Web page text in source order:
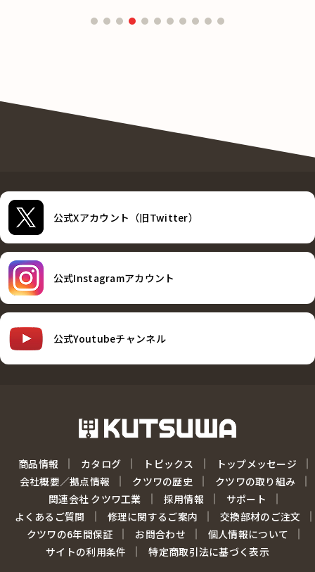
公式Xアカウント（旧Twitter）
公式Instagramアカウント
公式Youtubeチャンネル
商品情報 カタログ トピックス
トップメッセージ
会社概要／拠点情報
クツワの歴史
クツワの取り組み
関連会社 クツワ工業
採用情報
サポート
よくあるご質問
修理に関するご案内
交換部材のご注文
クツワの6年間保証
お問合わせ
個人情報について
サイトの利用条件
特定商取引法に基づく表示